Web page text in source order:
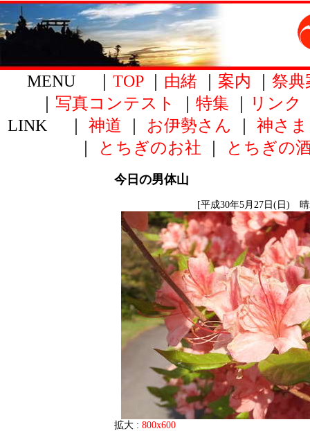
MENU ｜ TOP｜ 由緒 案内
祭典
写真コンテスト 特集 リンク
LINK ｜ 神道 お伊勢さん 神さま
とちぎのお社 とちぎの
今日の男体山
[平成30年5月27日(日)
拡大 : 800x600